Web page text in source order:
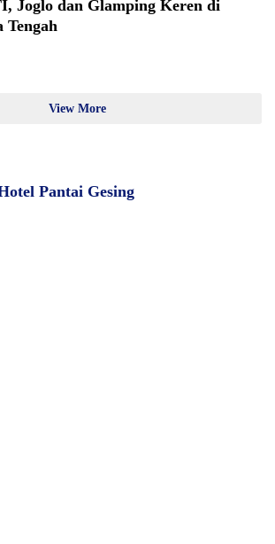
Joglo dan Glamping Keren di
Tengah
View More
Pantai Gesing